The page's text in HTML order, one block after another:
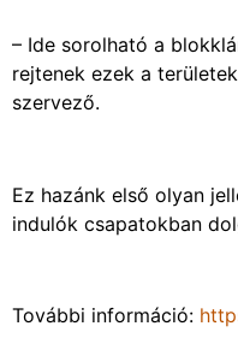
– Ide sorolható a
rejtenek ezek a
szervező.
Ez hazánk első olyan
indulók csapatokban
További információ: